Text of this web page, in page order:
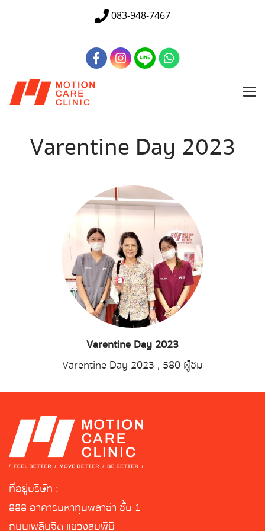
083-948-7467
Varentine Day 2023
Varentine Day 2023
Varentine Day 2023 , 580 ผู้ชม
ที่อยู่บริษัท :
888 อาคารมหาทุนพลาซ่า ชั้น 1
ถนนเพลินจิต แขวงลุมพินี